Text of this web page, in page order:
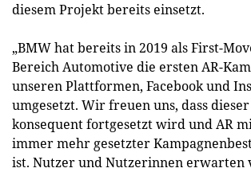
diesem Projekt bereits einsetzt.
„BMW hat bereits in 2019 als First-
Bereich Automotive die ersten AR-
unseren Plattformen, Facebook und
umgesetzt. Wir freuen uns, dass
konsequent fortgesetzt wird und AR
immer mehr gesetzter
ist. Nutzer und Nutzerinnen erwarten